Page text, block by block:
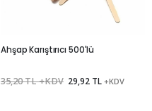
Ahşap Karıştırıcı 500'lü
35,20 TL +KDV 29,92 TL +KDV